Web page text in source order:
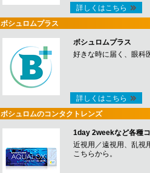
詳しくはこちら
ボシュロムプラス
ボシュロムプラス
好きな時に届く、眼科
詳しくはこちら
ボシュロムのコンタクトレンズ
1day 2weekなど各種
近視用／遠視用、乱視
こちらから。